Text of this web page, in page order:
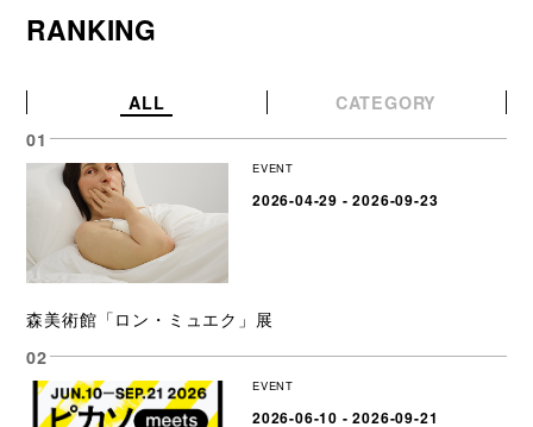
RANKING
ALL CATEGORY
EVENT
2026-04-29 - 2026-09-23
森美術館「ロン・ミュエク」展
EVENT
2026-06-10 - 2026-09-21